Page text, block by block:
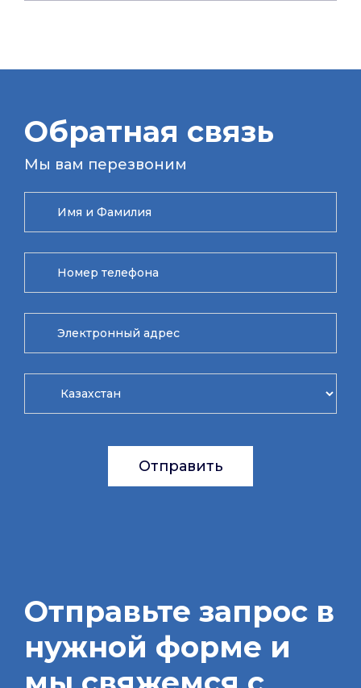
Обратная связь
Мы вам перезвоним
Отправить
Отправьте запрос в
нужной форме и